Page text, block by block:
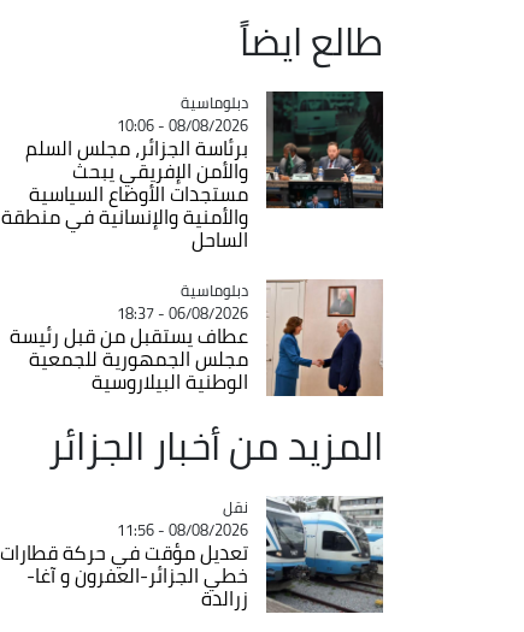
طالع ايضاً
Catégorie
دبلوماسية
08/08/2026 - 10:06
برئاسة الجزائر، مجلس السلم
والأمن الإفريقي يبحث
مستجدات الأوضاع السياسية
والأمنية والإنسانية في منطقة
الساحل
Catégorie
دبلوماسية
06/08/2026 - 18:37
عطاف يستقبل من قبل رئيسة
مجلس الجمهورية للجمعية
الوطنية البيلاروسية
المزيد من أخبار الجزائر
Catégorie
نقل
08/08/2026 - 11:56
تعديل مؤقت في حركة قطارات
خطي الجزائر-العفرون و آغا-
زرالدة